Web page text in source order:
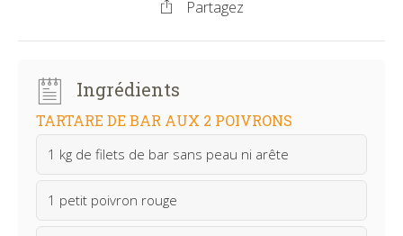
Partagez
Ingrédients
TARTARE DE BAR AUX 2 POIVRONS
1 kg de filets de bar sans peau ni arête
1 petit poivron rouge